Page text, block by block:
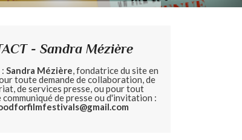
- Sandra Mézière
Sandra Mézière, fondatrice du site en
toute demande de collaboration, de
de services presse, ou pour tout
communiqué de presse ou d'invitation :